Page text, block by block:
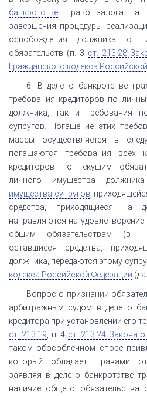
банкротстве , право залога на
завершения процедуры
освобождения должника от
обязательств (п. 3 ст. 213.28
Гражданского кодекса
6. В деле о банкротстве
требования кредиторов по
должника, так и требования
супругов. Погашение этих
массы осуществляется в
погашаются требования всех
кредиторов по текущим
личного имущества
имущества супругов ,
средства, приходящиеся на
направляются на
общим обязательствам (в
оставшиеся средства,
должника, передаются этому
кодекса Российской Федерации
Вопрос о признании
арбитражным судом в деле о
кредитора при установлении его
ст. 213.19 , п. 4 ст. 213.24 Закона о
таком обособленном споре
который обладает правами
заявляя в деле о банкротстве
наличие общего обязательства